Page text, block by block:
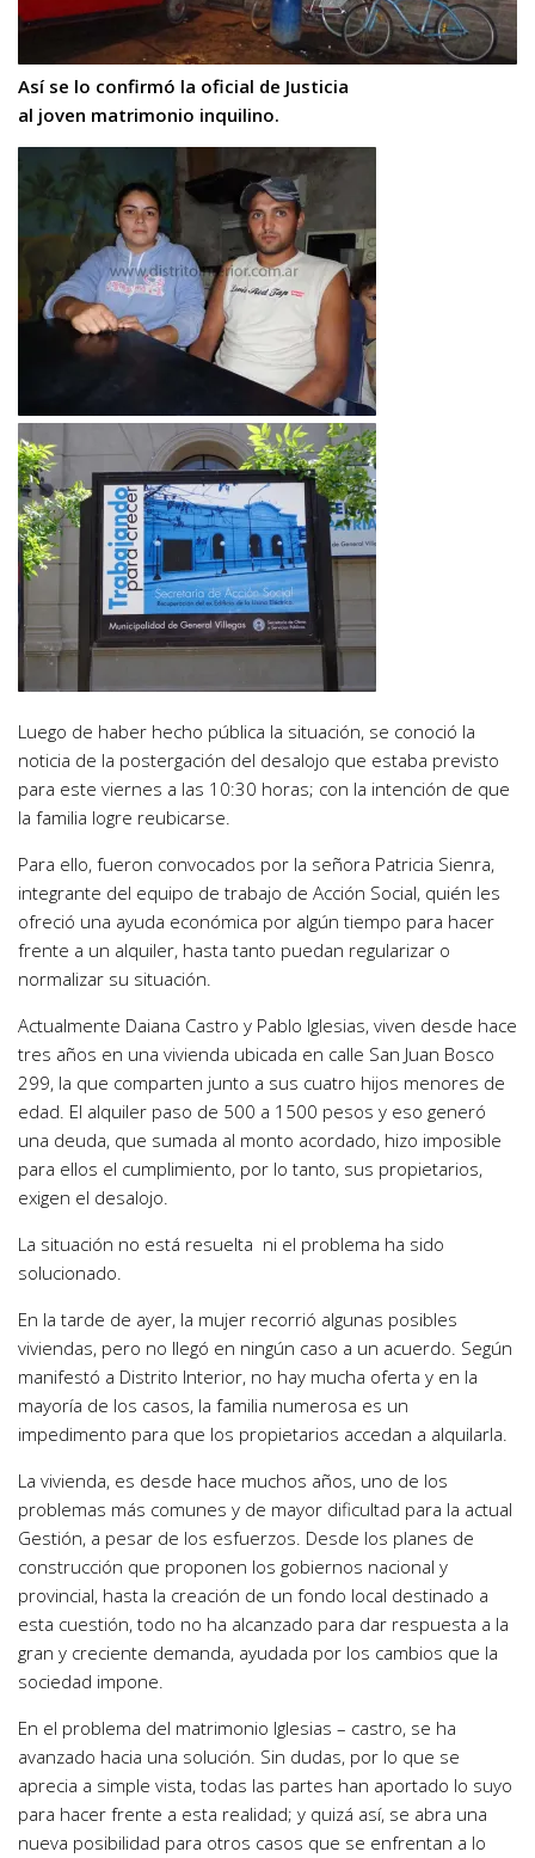
Así se lo confirmó la oficial de Justicia
al joven matrimonio inquilino.
Luego de haber hecho pública la situación, se conoció la
noticia de la postergación del desalojo que estaba previsto
para este viernes a las 10:30 horas; con la intención de que
la familia logre reubicarse.
Para ello, fueron convocados por la señora Patricia Sienra,
integrante del equipo de trabajo de Acción Social, quién les
ofreció una ayuda económica por algún tiempo para hacer
frente a un alquiler, hasta tanto puedan regularizar o
normalizar su situación.
Actualmente Daiana Castro y Pablo Iglesias, viven desde hace
tres años en una vivienda ubicada en calle San Juan Bosco
299, la que comparten junto a sus cuatro hijos menores de
edad. El alquiler paso de 500 a 1500 pesos y eso generó
una deuda, que sumada al monto acordado, hizo imposible
para ellos el cumplimiento, por lo tanto, sus propietarios,
exigen el desalojo.
La situación no está resuelta ni el problema ha sido
solucionado.
En la tarde de ayer, la mujer recorrió algunas posibles
viviendas, pero no llegó en ningún caso a un acuerdo. Según
manifestó a Distrito Interior, no hay mucha oferta y en la
mayoría de los casos, la familia numerosa es un
impedimento para que los propietarios accedan a alquilarla.
La vivienda, es desde hace muchos años, uno de los
problemas más comunes y de mayor dificultad para la actual
Gestión, a pesar de los esfuerzos. Desde los planes de
construcción que proponen los gobiernos nacional y
provincial, hasta la creación de un fondo local destinado a
esta cuestión, todo no ha alcanzado para dar respuesta a la
gran y creciente demanda, ayudada por los cambios que la
sociedad impone.
En el problema del matrimonio Iglesias – castro, se ha
avanzado hacia una solución. Sin dudas, por lo que se
aprecia a simple vista, todas las partes han aportado lo suyo
para hacer frente a esta realidad; y quizá así, se abra una
nueva posibilidad para otros casos que se enfrentan a lo